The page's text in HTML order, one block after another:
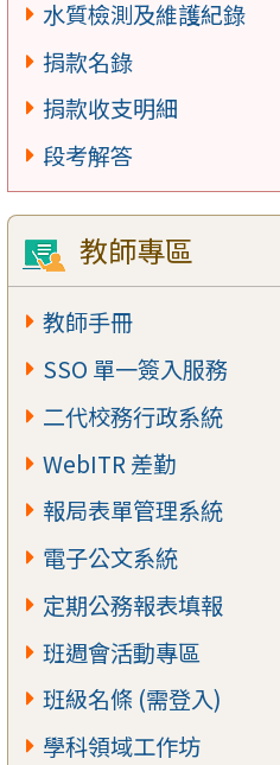
水質檢測及維護紀錄
捐款名錄
捐款收支明細
段考解答
教師專區
教師手冊
SSO 單一簽入服務
二代校務行政系統
WebITR 差勤
報局表單管理系統
電子公文系統
定期公務報表填報
班週會活動專區
班級名條 (需登入)
學科領域工作坊